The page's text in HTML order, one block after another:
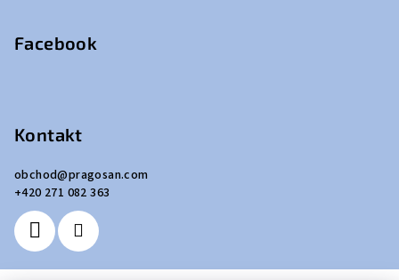
Facebook
Kontakt
obchod@pragosan.com
+420 271 082 363